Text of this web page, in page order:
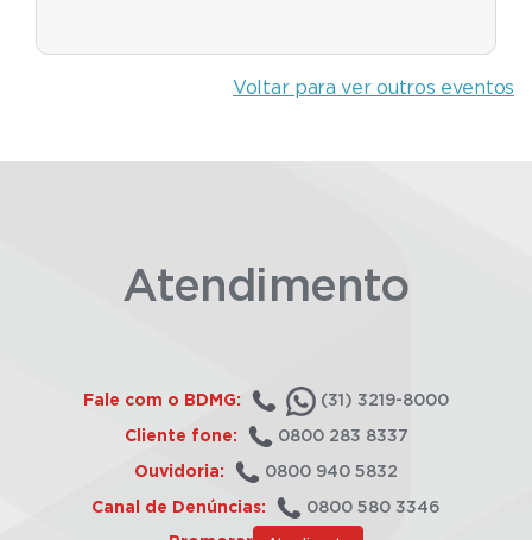
Voltar para ver outros eventos
Atendimento
Fale com o BDMG: (31) 3219-8000
Cliente fone: 0800 283 8337
Ouvidoria: 0800 940 5832
Canal de Denúncias: 0800 580 3346